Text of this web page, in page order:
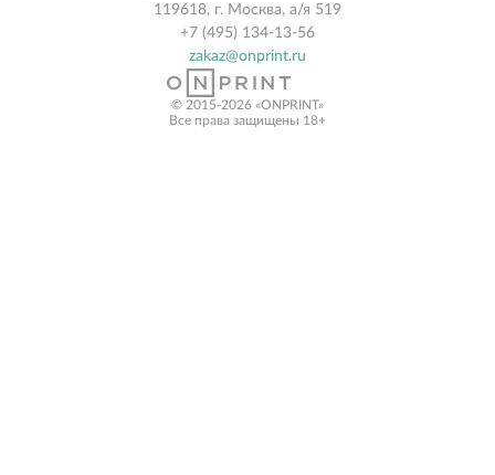
119618, г. Москва, а/я 519
+7 (495) 134-13-56
zakaz@onprint.ru
© 2015-2026 «ONPRINT»
Все права защищены 18+‎